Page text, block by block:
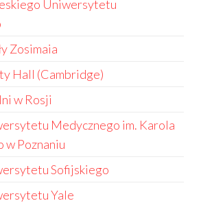
Uniwersytetu
Zosimaia
Hall (Cambridge)
w Rosji
Medycznego im. Karola
w Poznaniu
Sofijskiego
Yale